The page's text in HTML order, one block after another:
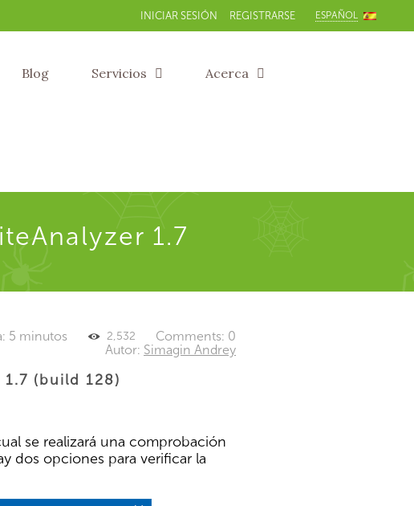
INICIAR SESIÓN REGISTRARSE ESPAÑOL
Blog Servicios Acerca
1.7
Comments: 0
2,532
5 minutos
Autor: Simagin Andrey
(build 128)
se realizará una comprobación
dos opciones para verificar la